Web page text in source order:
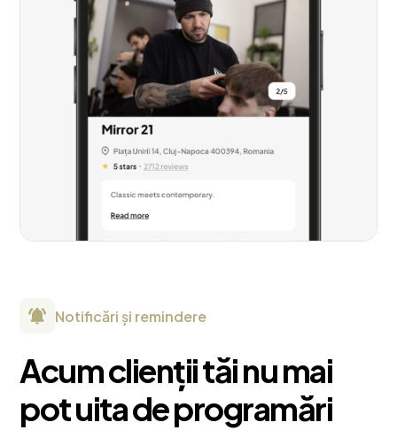
Notificări și remindere
Acum clienții tăi nu mai
pot uita de programări